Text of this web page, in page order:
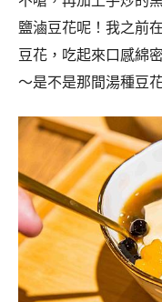
鹽滷豆花呢！我之前
豆花，吃起來口感綿
～是不是那間湯種豆